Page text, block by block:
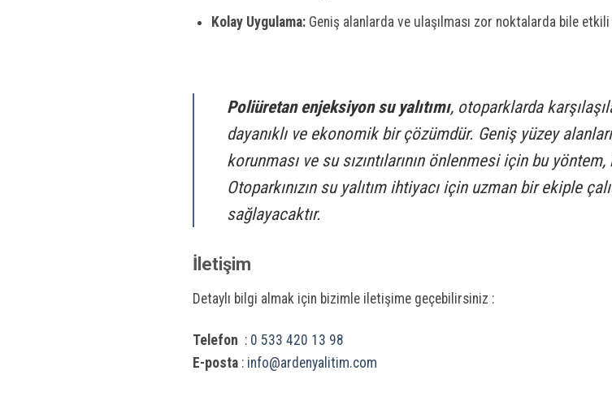
Kolay Uygulama:Geniş alanlarda ve ulaşılması zor noktalarda bile
Poliüretan enjeksiyon su yalıtımı, otoparklarda
dayanıklı ve ekonomik bir çözümdür. Geniş yüzey
korunması ve su sızıntılarının önlenmesi için bu
Otoparkınızın su yalıtım ihtiyacı için uzman bir ekiple
sağlayacaktır.
İletişim
Detaylı bilgi almak için bizimle iletişime geçebilirsiniz :
Telefon : 0 533 420 13 98
E-posta : info@ardenyalitim.com